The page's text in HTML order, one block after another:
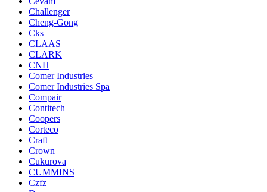
Challenger
Cheng-Gong
Cks
CLAAS
CLARK
CNH
Comer Industries
Comer Industries Spa
Compair
Contitech
Coopers
Corteco
Craft
Crown
Cukurova
CUMMINS
Czfz